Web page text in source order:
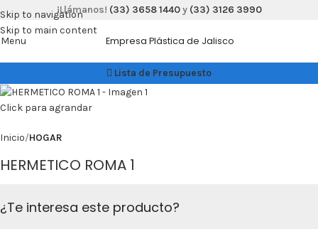
Skip to navigation
Skip to main content
¡Llámanos! (33) 3658 1440y (33) 3126 3990
Menu Empresa Plástica de Jalisco
Lista de Presupuesto
Click para agrandar
Inicio HOGAR
HERMETICO ROMA 1
¿Te interesa este producto?